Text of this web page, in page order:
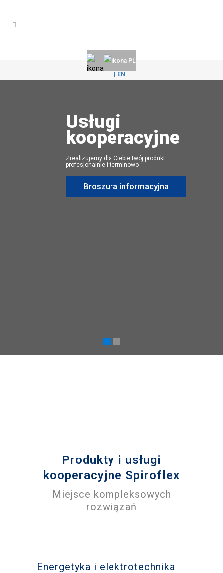
PL
| EN
Zrealizujemy dla Ciebie twój produkt
profesjonalnie i terminowo
Usługi
kooperacyjne
Broszura informacyjna
Produkty i usługi
kooperacyjne Spiroflex
Miejsce kompleksowych
rozwiązań
Energetyka i elektrotechnika